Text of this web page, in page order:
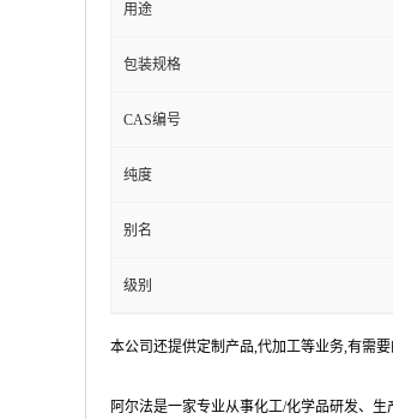
用途
包装规格
CAS编号
纯度
别名
级别
本公司还提供定制产品,代加工等业务,有需
阿尔法是一家专业从事化工/化学品研发、